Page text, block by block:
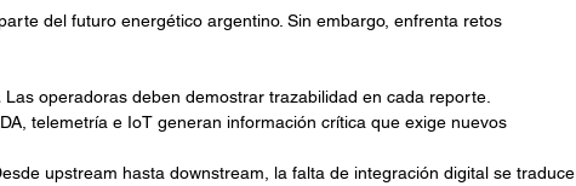
del futuro energético argentino. Sin embargo, enfrenta retos
Las operadoras deben demostrar trazabilidad en cada reporte.
telemetría e IoT generan información crítica que exige nuevos
upstream hasta downstream, la falta de integración digital se traduce